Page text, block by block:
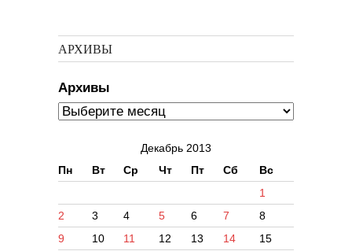
АРХИВЫ
Архивы
Декабрь 2013
Пн
Вт Ср Чт Пт Сб
Вс
1
2
3 4 5 6 7
8
9
10 11 12 13 14 15